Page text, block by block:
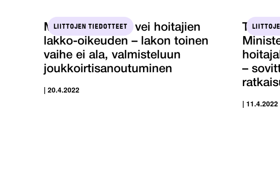
LIITTOJEN TIEDOTTEET
Ministeri Lindén vei hoitajien
lakko-oikeuden – lakon toinen
vaihe ei ala, valmisteluun
joukkoirtisanoutuminen
| 20.4.2022
Tehy
–
| 11.4.2022